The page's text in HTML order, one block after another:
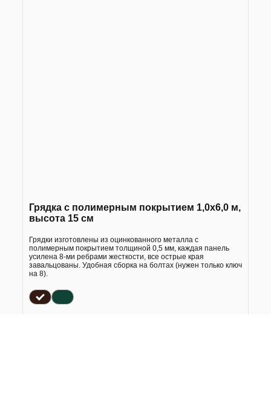
Грядка с полимерным покрытием 1,0х6,0 м,
высота 15 см
Грядки изготовлены из оцинкованного металла с
полимерным покрытием толщиной 0,5 мм, каждая панель
усилена 8-ми ребрами жесткости, все острые края
завальцованы. Удобная сборка на болтах (нужен только ключ
на 8).